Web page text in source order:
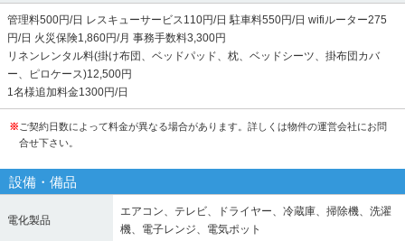
管理料500円/日 レスキューサービス110円/日 駐車料550円/日 wifiルーター275
円/日 火災保険1,860円/月 事務手数料3,300円
リネンレンタル料(掛け布団、ベッドパッド、枕、ベッドシーツ、掛布団カバ
ー、ピロケース)12,500円
1名様追加料金1300円/日
※ ご契約日数によって料金が異なる場合があります。詳しくは物件の運営会社にお問
合せ下さい。
設備・備品
電化製品
エアコン、テレビ、ドライヤー、冷蔵庫、掃除機、洗濯
機、電子レンジ、電気ポット